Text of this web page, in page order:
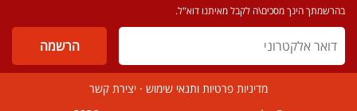
בהרשמתך הינך מסכים\ה לקבל מאיתנו דוא"ל.
מדיניות פרטיות ותנאי שימוש · יצירת קשר